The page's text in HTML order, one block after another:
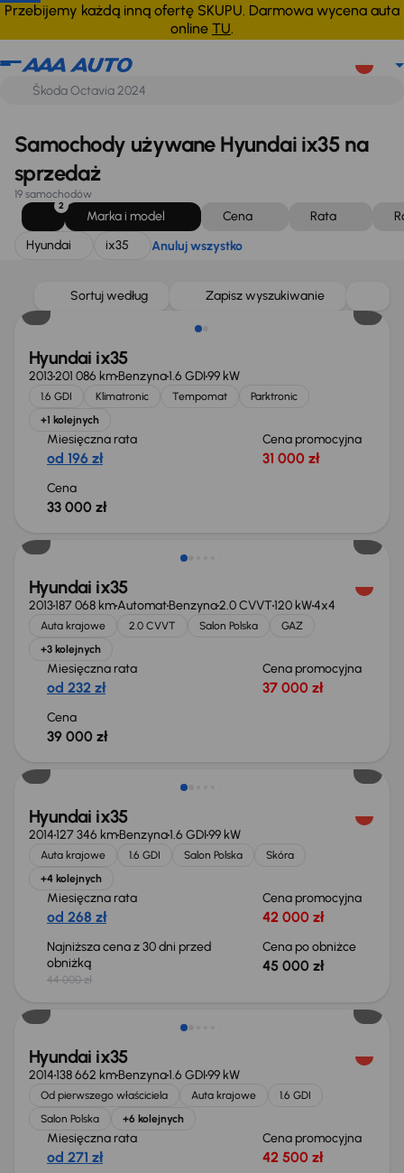
Przebijemy każdą inną ofertę SKUPU. Darmowa wycena auta
online TU.
Hyundai ix35 Anuluj wszystko
Samochody używane Hyundai ix35 na
sprzedaż
19 samochodów
2
Marka i model Cena Rata
Hyundai
ix35 Anuluj wszystko
Sortuj według Zapisz wyszukiwanie
Hyundai ix35
2013201 086 kmBenzyna1.6 GDI99 kW
1.6 GDI Klimatronic Tempomat
Parktronic
+1 kolejnych
Miesięczna rata
od 196 zł
Cena promocyjna
31 000 zł
Cena
33 000 zł
Hyundai ix35
2013187 068 kmAutomatBenzyna2.0 CVVT120 kW4x4
Auta krajowe 2.0 CVVT Salon Polska
GAZ
+3 kolejnych
Miesięczna rata
od 232 zł
Cena promocyjna
37 000 zł
Cena
39 000 zł
Hyundai ix35
2014127 346 kmBenzyna1.6 GDI99 kW
Auta krajowe 1.6 GDI Salon Polska
Skóra
+4 kolejnych
Miesięczna rata
od 268 zł
Cena promocyjna
42 000 zł
Najniższa cena z 30 dni przed
obniżką
44 000 zł
Cena po obniżce
45 000 zł
Świeżo skupione
Hyundai ix35
2014138 662 kmBenzyna1.6 GDI99 kW
Od pierwszego właściciela Auta krajowe
1.6 GDI
Salon Polska
+6 kolejnych
Miesięczna rata
od 271 zł
Cena promocyjna
42 500 zł